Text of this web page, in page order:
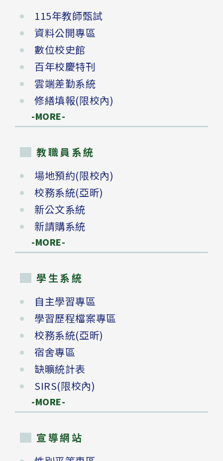
115年教師甄試
資料公開專區
數位校史館
百年校慶特刊
雲端差勤系統
修繕填報(限校內)
-MORE-
教職員系統
場地預約(限校內)
校務系統(亞昕)
新公文系統
新請購系統
-MORE-
學生系統
自主學習專區
學習歷程檔案專區
校務系統(亞昕)
宿舍專區
缺曠統計表
SIRS(限校內)
-MORE-
宣導網站